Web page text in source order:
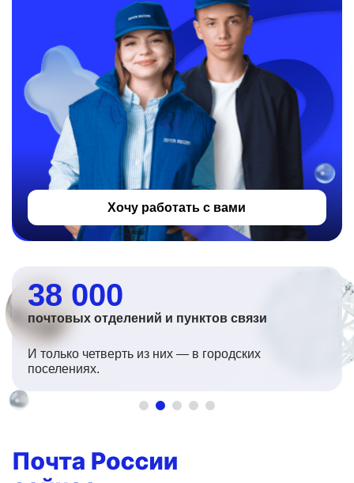
Хочу работать с вами
38 000
почтовых отделений и пунктов связи
И только четверть из них — в городских
поселениях.